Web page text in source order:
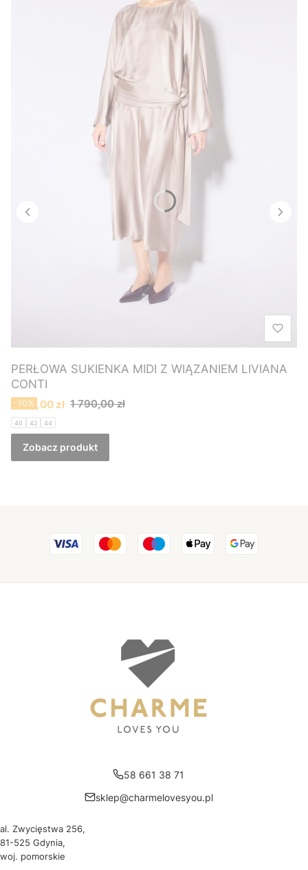
PERŁOWA SUKIENKA MIDI Z WIĄZANIEM LIVIANA
CONTI
Cena promocyjna
1 610,00 zł 1 790,00 zł
-10%
40 42 44
Zobacz produkt
58 661 38 71
sklep@charmelovesyou.pl
al. Zwycięstwa 256,
81-525 Gdynia,
woj. pomorskie